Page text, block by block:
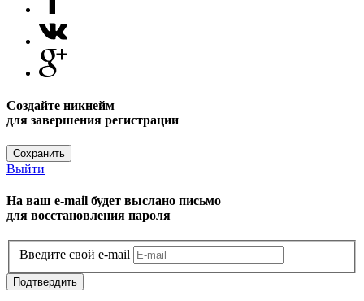
Создайте никнейм
для завершения регистрации
Сохранить
Выйти
На ваш e-mail будет выслано письмо
для восстановления пароля
Введите свой e-mail
Подтвердить